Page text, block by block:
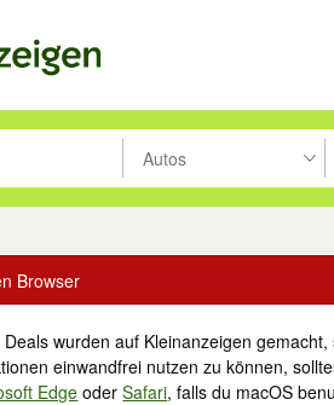
drücken um zu suchen, oder
Autos
Browser
Deals wurden auf Kleinanzeigen
einwandfrei nutzen zu können,
Edge oderSafari, falls du macOS